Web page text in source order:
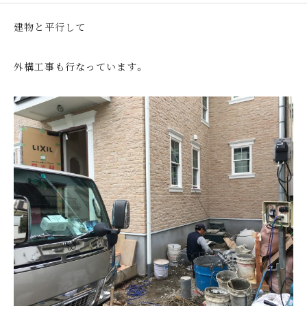
建物と平行して
外構工事も行なっています。